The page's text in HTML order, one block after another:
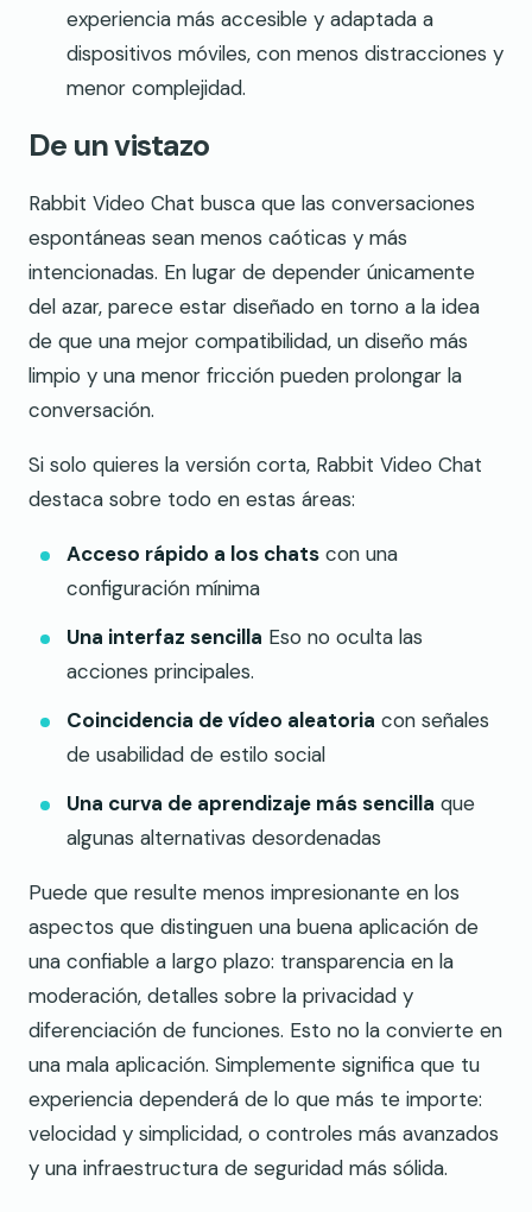
experiencia más accesible y adaptada a
dispositivos móviles, con menos distracciones y
menor complejidad.
De un vistazo
Rabbit Video Chat busca que las conversaciones
espontáneas sean menos caóticas y más
intencionadas. En lugar de depender únicamente
del azar, parece estar diseñado en torno a la idea
de que una mejor compatibilidad, un diseño más
limpio y una menor fricción pueden prolongar la
conversación.
Si solo quieres la versión corta, Rabbit Video Chat
destaca sobre todo en estas áreas:
Acceso rápido a los chats con una
configuración mínima
Una interfaz sencilla Eso no oculta las
acciones principales.
Coincidencia de vídeo aleatoria con señales
de usabilidad de estilo social
Una curva de aprendizaje más sencilla que
algunas alternativas desordenadas
Puede que resulte menos impresionante en los
aspectos que distinguen una buena aplicación de
una confiable a largo plazo: transparencia en la
moderación, detalles sobre la privacidad y
diferenciación de funciones. Esto no la convierte en
una mala aplicación. Simplemente significa que tu
experiencia dependerá de lo que más te importe:
velocidad y simplicidad, o controles más avanzados
y una infraestructura de seguridad más sólida.